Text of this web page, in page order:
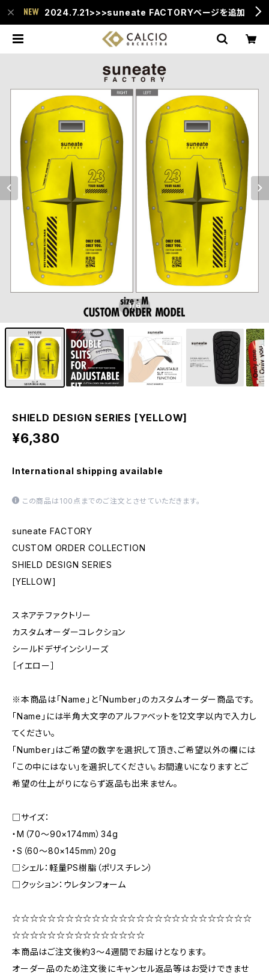
2024.7.21>>>suneate FACTORYページを追加
1/6
SHIELD DESIGN SERIES [YELLOW]
¥6,380
International shipping available
この商品は100点までのご注文とさせていただきます。
suneate FACTORY
CUSTOM ORDER COLLECTION
SHIELD DESIGN SERIES
[YELLOW]
スネアテファクトリー
カスタムオーダーコレクション
シールドデザインシリーズ
［イエロー］
※本商品は「Name」と「Number」のカスタムオーダー商品です。
「Name」には半角大文字のアルファベットを12文字以内で入力し
てください。
「Number」はご希望の数字を選択して頂き、ご希望以外の欄には
「この中にはない」を選択してください。お間違いになりますとご
希望の仕上がりにならず返品も出来ません。
□サイズ：
・M（70〜90×174mm）34g
・S（60〜80×145mm）20g
□シェル：軽量PS樹脂（ポリスチレン）
□クッション：ウレタンフォーム
☆☆☆☆☆☆☆☆☆☆☆☆☆☆☆☆☆☆☆☆☆☆☆☆☆☆☆
☆☆☆☆☆☆☆☆☆☆☆☆☆☆☆
本商品はご注文後約3〜4週間でお届けとなります。
オーダー品のため注文後にキャンセル返品等はお受けできませ